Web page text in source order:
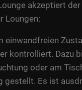
akzeptiert
Loungen:
einwandfreien
kontrolliert. Dazu
oder am
gestellt. Es ist